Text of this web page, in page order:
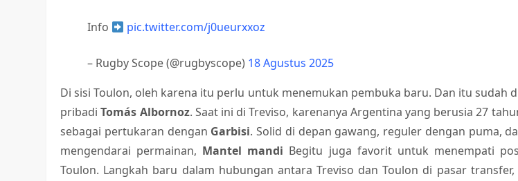
Info pic.twitter.com/j0ueurxxoz
– Rugby Scope (@rugbyscope) 18 Agustus 2025
Di sisi Toulon, oleh karena itu perlu untuk menemukan pembuka baru. Dan itu sudah
pribadiTomás Albornoz. Saat ini di Treviso, karenanya Argentina yang berusia 27
sebagai pertukaran dengan Garbisi. Solid di depan gawang, reguler dengan puma,
mengendarai permainan, Mantel mandi Begitu juga favorit untuk menempati
Toulon. Langkah baru dalam hubungan antara Treviso dan Toulon di pasar transfer,